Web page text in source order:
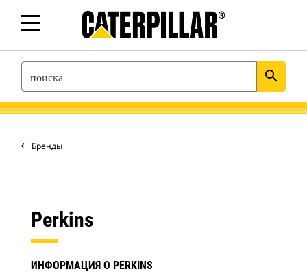
SEARCH search
Бренды
Perkins
ИНФОРМАЦИЯ О PERKINS